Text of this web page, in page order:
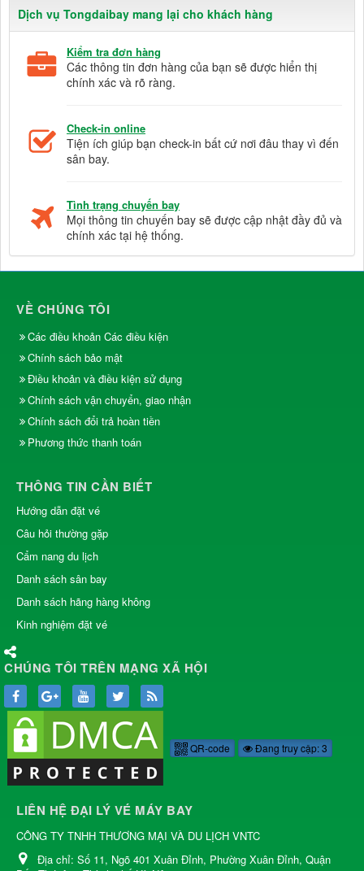
Dịch vụ Tongdaibay mang lại cho khách hàng
Kiểm tra đơn hàng
Các thông tin đơn hàng của bạn sẽ được hiển thị
chính xác và rõ ràng.
Check-in online
Tiện ích giúp bạn check-in bất cứ nơi đâu thay vì đến
sân bay.
Tình trạng chuyến bay
Mọi thông tin chuyến bay sẽ được cập nhật đầy đủ và
chính xác tại hệ thống.
VỀ CHÚNG TÔI
Các điều khoản Các điều kiện
Chính sách bảo mật
Điều khoản và điều kiện sử dụng
Chính sách vận chuyển, giao nhận
Chính sách đổi trả hoàn tiền
Phương thức thanh toán
THÔNG TIN CẦN BIẾT
Hướng dẫn đặt vé
Câu hỏi thường gặp
Cẩm nang du lịch
Danh sách sân bay
Danh sách hãng hàng không
Kinh nghiệm đặt vé
CHÚNG TÔI TRÊN MẠNG XÃ HỘI
QR-code Đang truy cập: 3
LIÊN HỆ ĐẠI LÝ VÉ MÁY BAY
CÔNG TY TNHH THƯƠNG MẠI VÀ DU LỊCH VNTC
Địa chỉ: Số 11, Ngõ 401 Xuân Đỉnh, Phường Xuân Đỉnh, Quận